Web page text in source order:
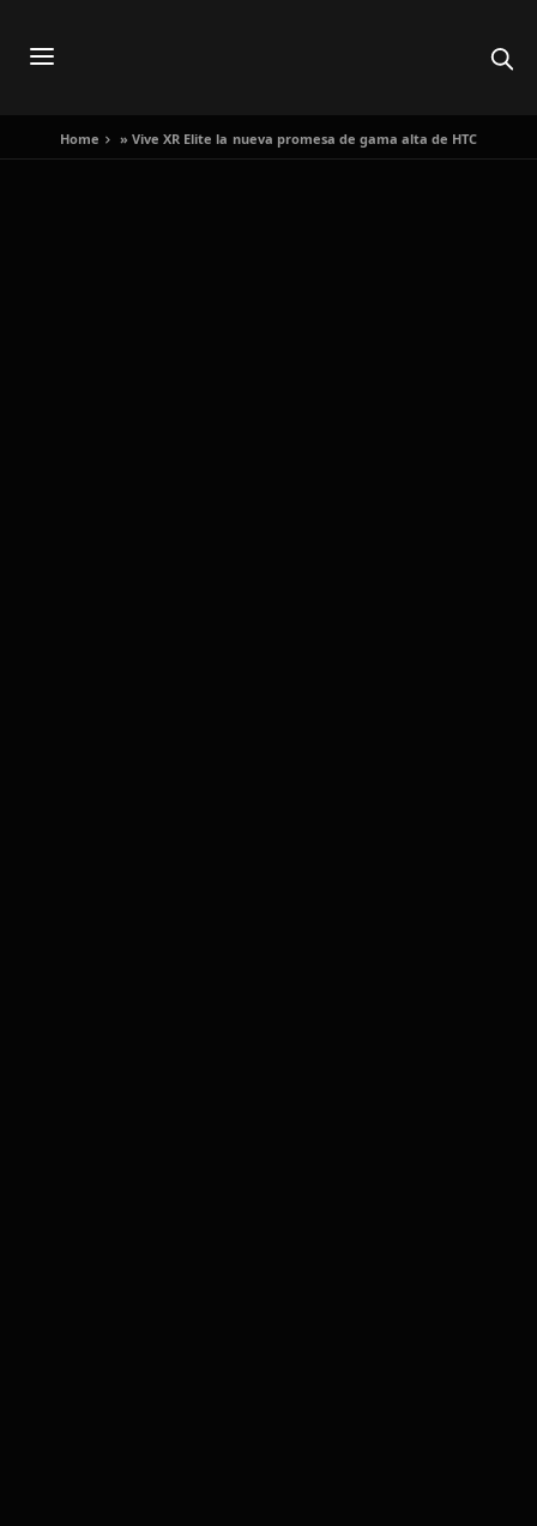
Home »Vive XR Elite la nueva promesa de gama alta de HTC